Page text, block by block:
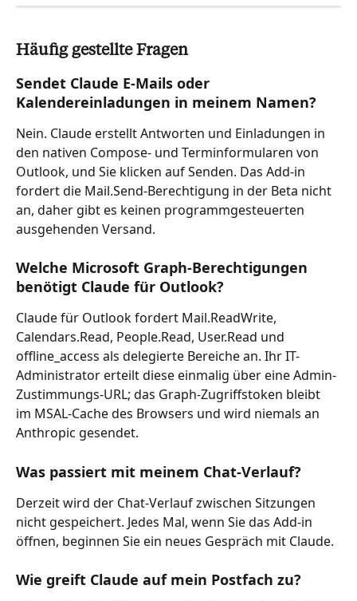
Häufig gestellte Fragen
Sendet Claude E-Mails oder
Kalendereinladungen in meinem Namen?
Nein. Claude erstellt Antworten und Einladungen in
den nativen Compose- und Terminformularen von
Outlook, und Sie klicken auf Senden. Das Add-in
fordert die Mail.Send-Berechtigung in der Beta nicht
an, daher gibt es keinen programmgesteuerten
ausgehenden Versand.
Welche Microsoft Graph-Berechtigungen
benötigt Claude für Outlook?
Claude für Outlook fordert Mail.ReadWrite,
Calendars.Read, People.Read, User.Read und
offline_access als delegierte Bereiche an. Ihr IT-
Administrator erteilt diese einmalig über eine Admin-
Zustimmungs-URL; das Graph-Zugriffstoken bleibt
im MSAL-Cache des Browsers und wird niemals an
Anthropic gesendet.
Was passiert mit meinem Chat-Verlauf?
Derzeit wird der Chat-Verlauf zwischen Sitzungen
nicht gespeichert. Jedes Mal, wenn Sie das Add-in
öffnen, beginnen Sie ein neues Gespräch mit Claude.
Wie greift Claude auf mein Postfach zu?